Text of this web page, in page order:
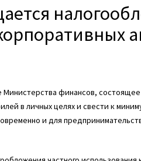
финансов, состоящее
в личных целях и свести к
и для